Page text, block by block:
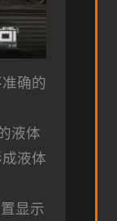
确的
液体
液体
显示